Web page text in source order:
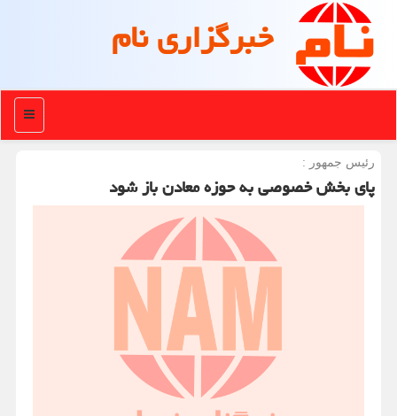
خبرگزاری نام
منو
رئیس جمهور :
پای بخش خصوصی به حوزه معادن باز شود